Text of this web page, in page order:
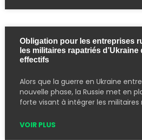
Obligation pour les entreprises
les militaires rapatriés
effectifs
Alors que la guerre en Ukraine
nouvelle phase, la Russie met en
forte visant à intégrer les militaires
VOIR PLUS